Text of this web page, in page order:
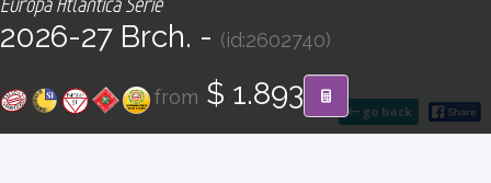
Find your Tour
go back
2026-27 Brch. - (id:2602740)
from $ 1.893